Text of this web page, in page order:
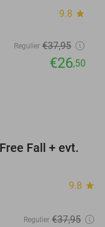
9.8 star
Regulier €37,95
€26,50
30%
Fall + evt.
9.8 star
Regulier €37,95